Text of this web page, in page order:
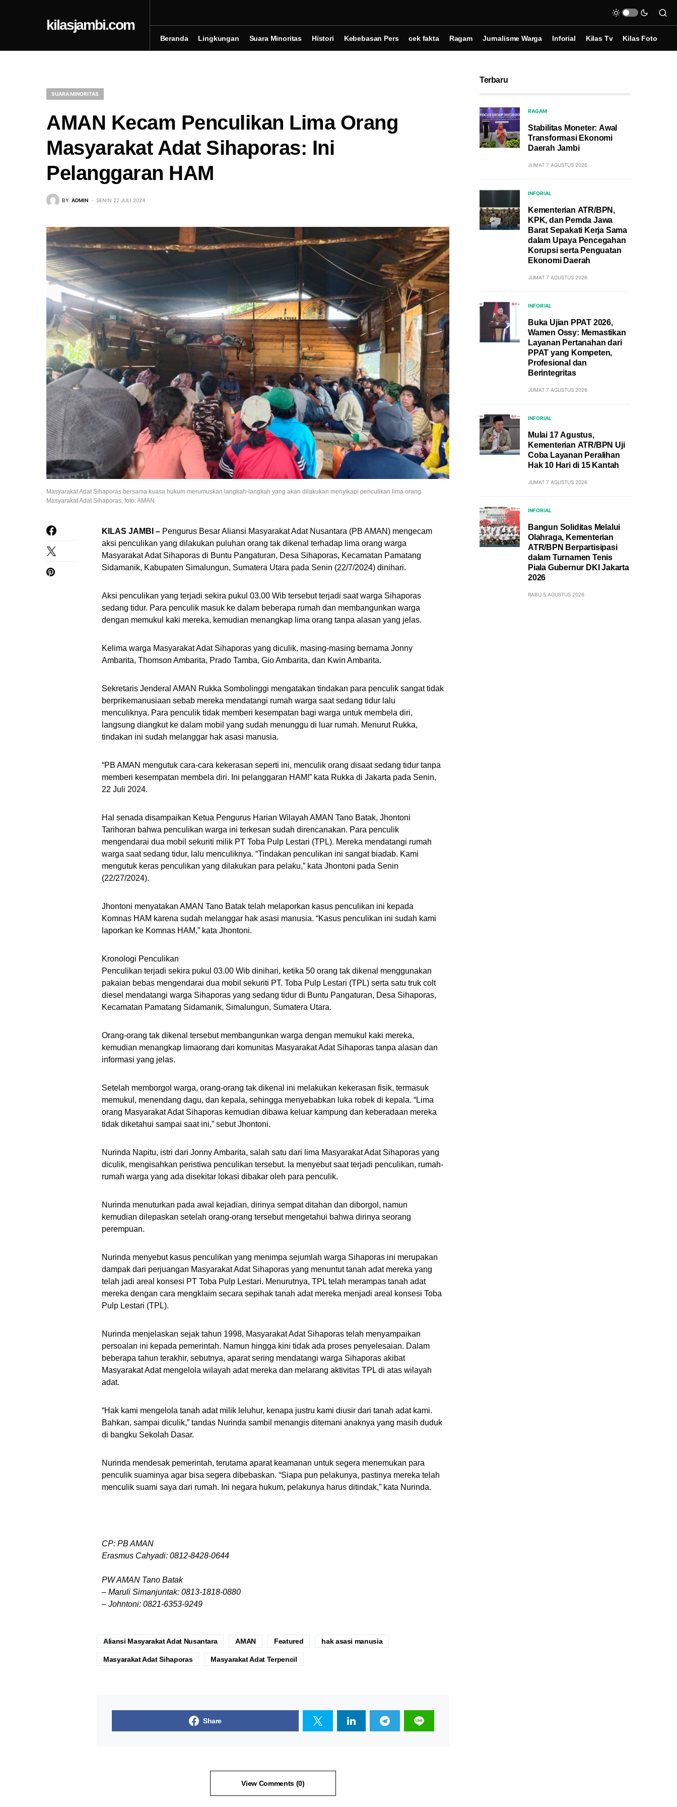
kilasjambi.com
Beranda Lingkungan Suara Minoritas Histori Kebebasan Pers cek fakta Ragam Jurnalisme Warga Inforial Kilas Tv Kilas Foto
SUARA MINORITAS
AMAN Kecam Penculikan Lima Orang
Masyarakat Adat Sihaporas: Ini
Pelanggaran HAM
BY ADMIN SENIN 22 JULI 2024
Masyarakat Adat Sihaporas bersama kuasa hukum merumuskan langkah-langkah yang akan dilakukan menyikapi penculikan lima orang
Masyarakat Adat Sihaporas, foto: AMAN
KILAS JAMBI – Pengurus BesarAliansi Masyarakat Adat Nusantara (PB AMAN) mengecam
aksi penculikan yang dilakukan puluhan orang tak dikenal terhadap lima orang warga
Masyarakat Adat Sihaporas di Buntu Pangaturan, Desa Sihaporas, Kecamatan Pamatang
Sidamanik, Kabupaten Simalungun, Sumatera Utara pada Senin (22/7/2024) dinihari.
Aksi penculikan yang terjadi sekira pukul 03.00 Wib tersebut terjadi saat warga Sihaporas
sedang tidur. Para penculik masuk ke dalam beberapa rumah dan membangunkan warga
dengan memukul kaki mereka, kemudian menangkap lima orang tanpa alasan yang jelas.
Kelima warga Masyarakat Adat Sihaporas yang diculik, masing-masing bernama Jonny
Ambarita, Thomson Ambarita, Prado Tamba, Gio Ambarita, dan Kwin Ambarita.
Sekretaris Jenderal AMAN Rukka Sombolinggi mengatakan tindakan para penculik sangat tidak
berprikemanusiaan sebab mereka mendatangi rumah warga saat sedang tidur lalu
menculiknya. Para penculik tidak memberi kesempatan bagi warga untuk membela diri,
langsung diangkut ke dalam mobil yang sudah menunggu di luar rumah. Menurut Rukka,
tindakan ini sudah melanggar hak asasi manusia.
“PB AMAN mengutuk cara-cara kekerasan seperti ini, menculik orang disaat sedang tidur tanpa
memberi kesempatan membela diri. Ini pelanggaran HAM!” kata Rukka di Jakarta pada Senin,
22 Juli 2024.
Hal senada disampaikan Ketua Pengurus Harian Wilayah AMAN Tano Batak, Jhontoni
Tarihoran bahwa penculikan warga ini terkesan sudah direncanakan. Para penculik
mengendarai dua mobil sekuriti milik PT Toba Pulp Lestari (TPL). Mereka mendatangi rumah
warga saat sedang tidur, lalu menculiknya. “Tindakan penculikan ini sangat biadab. Kami
mengutuk keras penculikan yang dilakukan para pelaku,” kata Jhontoni pada Senin
(22/27/2024).
Jhontoni menyatakan AMAN Tano Batak telah melaporkan kasus penculikan ini kepada
Komnas HAM karena sudah melanggar hak asasi manusia. “Kasus penculikan ini sudah kami
laporkan ke Komnas HAM,” kata Jhontoni.
Kronologi Penculikan
Penculikan terjadi sekira pukul 03.00 Wib dinihari, ketika 50 orang tak dikenal menggunakan
pakaian bebas mengendarai dua mobil sekuriti PT. Toba Pulp Lestari (TPL) serta satu truk colt
diesel mendatangi warga Sihaporas yang sedang tidur di Buntu Pangaturan, Desa Sihaporas,
Kecamatan Pamatang Sidamanik, Simalungun, Sumatera Utara.
Orang-orang tak dikenal tersebut membangunkan warga dengan memukul kaki mereka,
kemudian menangkap limaorang dari komunitas Masyarakat Adat Sihaporas tanpa alasan dan
informasi yang jelas.
Setelah memborgol warga, orang-orang tak dikenal ini melakukan kekerasan fisik, termasuk
memukul, menendang dagu, dan kepala, sehingga menyebabkan luka robek di kepala. “Lima
orang Masyarakat Adat Sihaporas kemudian dibawa keluar kampung dan keberadaan mereka
tidak diketahui sampai saat ini,” sebutJhontoni.
Nurinda Napitu, istri dari Jonny Ambarita, salah satu dari lima Masyarakat Adat Sihaporas yang
diculik, mengisahkan peristiwa penculikan tersebut. Ia menyebut saat terjadi penculikan, rumah-
rumah warga yang ada disekitar lokasi dibakar oleh para penculik.
Nurinda menuturkan pada awal kejadian, dirinya sempat ditahan dan diborgol, namun
kemudian dilepaskan setelah orang-orang tersebut mengetahui bahwa dirinya seorang
perempuan.
Nurinda menyebut kasus penculikan yang menimpa sejumlah warga Sihaporas ini merupakan
dampak dari perjuangan Masyarakat Adat Sihaporas yang menuntut tanah adat mereka yang
telah jadi areal konsesi PT Toba Pulp Lestari. Menurutnya, TPL telah merampas tanah adat
mereka dengan cara mengklaim secara sepihak tanah adat mereka menjadi areal konsesi Toba
Pulp Lestari (TPL).
Nurinda menjelaskan sejak tahun 1998, Masyarakat Adat Sihaporas telah menyampaikan
persoalan ini kepada pemerintah. Namun hingga kini tidak ada proses penyelesaian. Dalam
beberapa tahun terakhir, sebutnya, aparat sering mendatangi warga Sihaporas akibat
Masyarakat Adat mengelola wilayah adat mereka dan melarang aktivitas TPL di atas wilayah
adat.
“Hak kami mengelola tanah adat milik leluhur, kenapa justru kami diusir dari tanah adat kami.
Bahkan, sampai diculik,” tandas Nurinda sambil menangis ditemani anaknya yang masih duduk
di bangku Sekolah Dasar.
Nurinda mendesak pemerintah, terutama aparat keamanan untuk segera menemukan para
penculik suaminya agar bisa segera dibebaskan. “Siapa pun pelakunya, pastinya mereka telah
menculik suami saya dari rumah. Ini negara hukum, pelakunya harus ditindak,” kata Nurinda.
CP: PB AMAN
Erasmus Cahyadi: 0812-8428-0644
PWAMAN Tano Batak
– Maruli Simanjuntak: 0813-1818-0880
– Johntoni: 0821-6353-9249
Aliansi Masyarakat Adat Nusantara AMAN Featured hak asasi manusia
Masyarakat Adat Sihaporas Masyarakat Adat Terpencil
Share
View Comments (0)
Terbaru
RAGAM
Stabilitas Moneter: Awal
Transformasi Ekonomi
Daerah Jambi
JUMAT 7 AGUSTUS 2026
INFORIAL
Kementerian ATR/BPN,
KPK, dan Pemda Jawa
Barat Sepakati Kerja Sama
dalam Upaya Pencegahan
Korupsi serta Penguatan
Ekonomi Daerah
JUMAT 7 AGUSTUS 2026
INFORIAL
Buka Ujian PPAT 2026,
Wamen Ossy: Memastikan
Layanan Pertanahan dari
PPAT yang Kompeten,
Profesional dan
Berintegritas
JUMAT 7 AGUSTUS 2026
INFORIAL
Mulai 17 Agustus,
Kementerian ATR/BPN Uji
Coba Layanan Peralihan
Hak 10 Hari di 15 Kantah
JUMAT 7 AGUSTUS 2026
INFORIAL
Bangun Soliditas Melalui
Olahraga, Kementerian
ATR/BPN Berpartisipasi
dalam Turnamen Tenis
Piala Gubernur DKI Jakarta
2026
RABU 5 AGUSTUS 2026